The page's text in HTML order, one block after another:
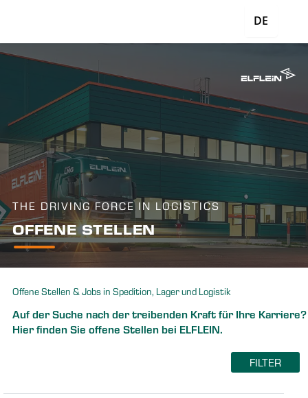
DE
THE DRIVING FORCE IN LOGISTICS
OFFENE STELLEN
Offene Stellen & Jobs in Spedition, Lager und Logistik
Auf der Suche nach der treibenden Kraft für Ihre Karriere?
Hier finden Sie offene Stellen bei ELFLEIN.
FILTER